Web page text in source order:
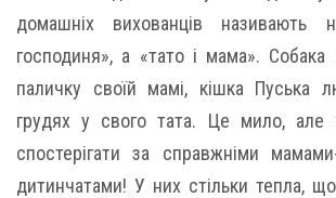
домашніх вихованців називають
господиня», а «тато і мама».
паличку своїй мамі, кішка Пуська
грудях у свого тата. Це мило,
спостерігати за справжніми
дитинчатами! У них стільки тепла,